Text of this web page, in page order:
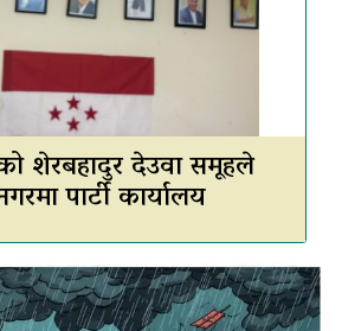
शेरबहादुर देउवा समूहले
पार्टी कार्यालय